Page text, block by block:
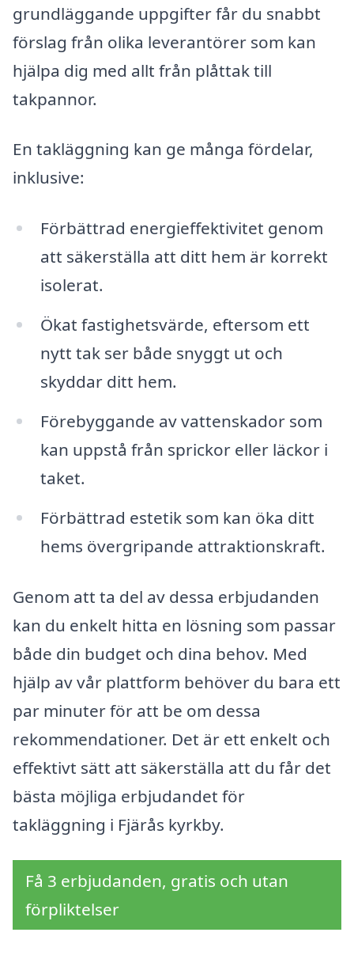
grundläggande uppgifter får du snabbt
förslag från olika leverantörer som kan
hjälpa dig med allt från plåttak till
takpannor.
En takläggning kan ge många fördelar,
inklusive:
Förbättrad energieffektivitet genom
att säkerställa att ditt hem är korrekt
isolerat.
Ökat fastighetsvärde, eftersom ett
nytt tak ser både snyggt ut och
skyddar ditt hem.
Förebyggande av vattenskador som
kan uppstå från sprickor eller läckor i
taket.
Förbättrad estetik som kan öka ditt
hems övergripande attraktionskraft.
Genom att ta del av dessa erbjudanden
kan du enkelt hitta en lösning som passar
både din budget och dina behov. Med
hjälp av vår plattform behöver du bara ett
par minuter för att be om dessa
rekommendationer. Det är ett enkelt och
effektivt sätt att säkerställa att du får det
bästa möjliga erbjudandet för
takläggning i Fjärås kyrkby.
Få 3 erbjudanden, gratis och utan
förpliktelser